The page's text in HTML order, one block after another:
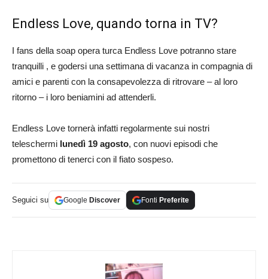
Endless Love, quando torna in TV?
I fans della soap opera turca Endless Love potranno stare
tranquilli , e godersi una settimana di vacanza in compagnia di
amici e parenti con la consapevolezza di ritrovare – al loro
ritorno – i loro beniamini ad attenderli.
Endless Love tornerà infatti regolarmente sui nostri
teleschermi lunedì 19 agosto, con nuovi episodi che
promettono di tenerci con il fiato sospeso.
Seguici su Google Discover Fonti Preferite